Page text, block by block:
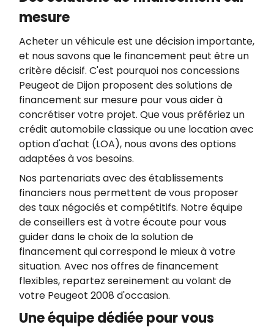
mesure
Acheter un véhicule est une décision importante,
et nous savons que le financement peut être un
critère décisif. C'est pourquoi nos concessions
Peugeot de Dijon proposent des solutions de
financement sur mesure pour vous aider à
concrétiser votre projet. Que vous préfériez un
crédit automobile classique ou une location avec
option d'achat (LOA), nous avons des options
adaptées à vos besoins.
Nos partenariats avec des établissements
financiers nous permettent de vous proposer
des taux négociés et compétitifs. Notre équipe
de conseillers est à votre écoute pour vous
guider dans le choix de la solution de
financement qui correspond le mieux à votre
situation. Avec nos offres de financement
flexibles, repartez sereinement au volant de
votre Peugeot 2008 d'occasion.
Une équipe dédiée pour vous